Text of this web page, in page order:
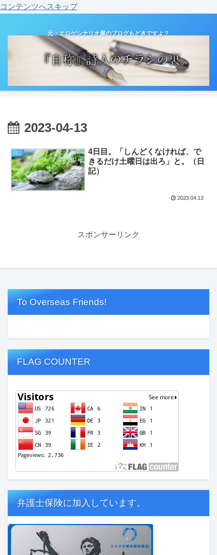
コンテンツへスキップ
元・エロゲシナリオ屋のブログもどきですよ？
2023-04-13
日記
4日目。「しんどくなければ、で
きるだけ土曜日は出ろ」と。（日
記）
2023.04.13
スポンサーリンク
To Overseas Friends!
FLAG COUNTER
弁護士保険に加入しています。